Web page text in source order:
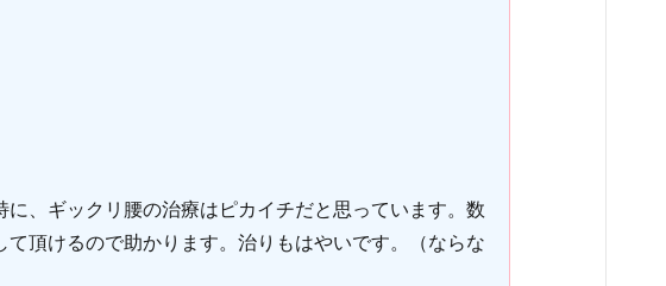
、ギックリ腰の治療はピカイチだと思っています。数
頂けるので助かります。治りもはやいです。（ならな